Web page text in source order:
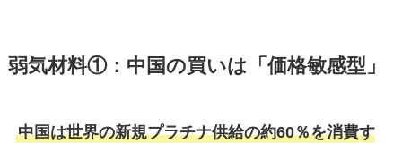
弱気材料①：中国の買いは「価格敏感型」
中国は世界の新規プラチナ供給の約60％を消費す